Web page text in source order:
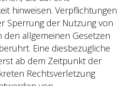
hinweisen. Verpflichtungen
Sperrung der Nutzung von
allgemeinen Gesetzen
Eine diesbezügliche
ab dem Zeitpunkt der
Rechtsverletzung